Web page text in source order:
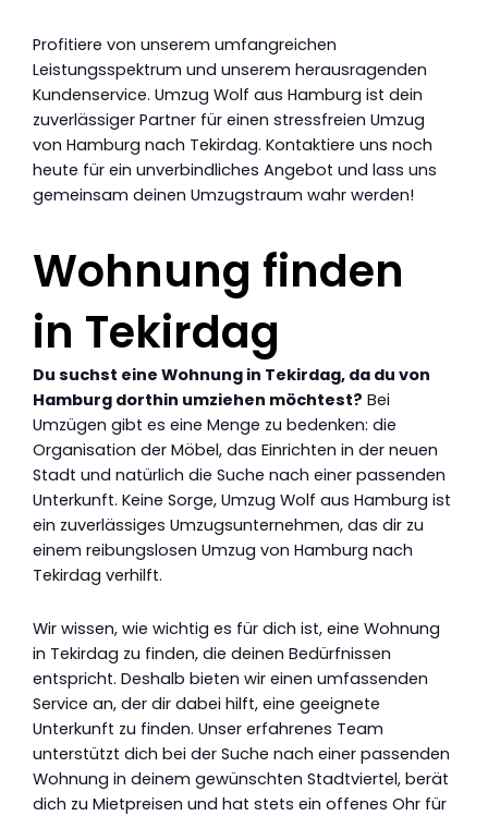
Profitiere von unserem umfangreichen
Leistungsspektrum und unserem herausragenden
Kundenservice. Umzug Wolf aus Hamburg ist dein
zuverlässiger Partner für einen stressfreien Umzug
von Hamburg nach Tekirdag. Kontaktiere uns noch
heute für ein unverbindliches Angebot und lass uns
gemeinsam deinen Umzugstraum wahr werden!
Wohnung finden
in Tekirdag
Du suchst eine Wohnung in Tekirdag, da du von
Hamburg dorthin umziehen möchtest? Bei
Umzügen gibt es eine Menge zu bedenken: die
Organisation der Möbel, das Einrichten in der neuen
Stadt und natürlich die Suche nach einer passenden
Unterkunft. Keine Sorge, Umzug Wolf aus Hamburg ist
ein zuverlässiges Umzugsunternehmen, das dir zu
einem reibungslosen Umzug von Hamburg nach
Tekirdag verhilft.
Wir wissen, wie wichtig es für dich ist, eine Wohnung
in Tekirdag zu finden, die deinen Bedürfnissen
entspricht. Deshalb bieten wir einen umfassenden
Service an, der dir dabei hilft, eine geeignete
Unterkunft zu finden. Unser erfahrenes Team
unterstützt dich bei der Suche nach einer passenden
Wohnung in deinem gewünschten Stadtviertel, berät
dich zu Mietpreisen und hat stets ein offenes Ohr für